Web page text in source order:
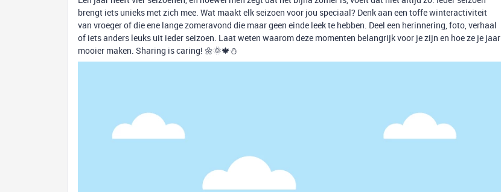
brengt iets unieks met zich mee. Wat maakt elk seizoen voor jou speciaal? Denk aan een toffe winteractiviteit
van vroeger of die ene lange zomeravond die maar geen einde leek te hebben. Deel een herinnering, foto, verhaal
of iets anders leuks uit ieder seizoen. Laat weten waarom deze momenten belangrijk voor je zijn en hoe ze je jaar
mooier maken. Sharing is caring! 🌼🌞🍁⛄